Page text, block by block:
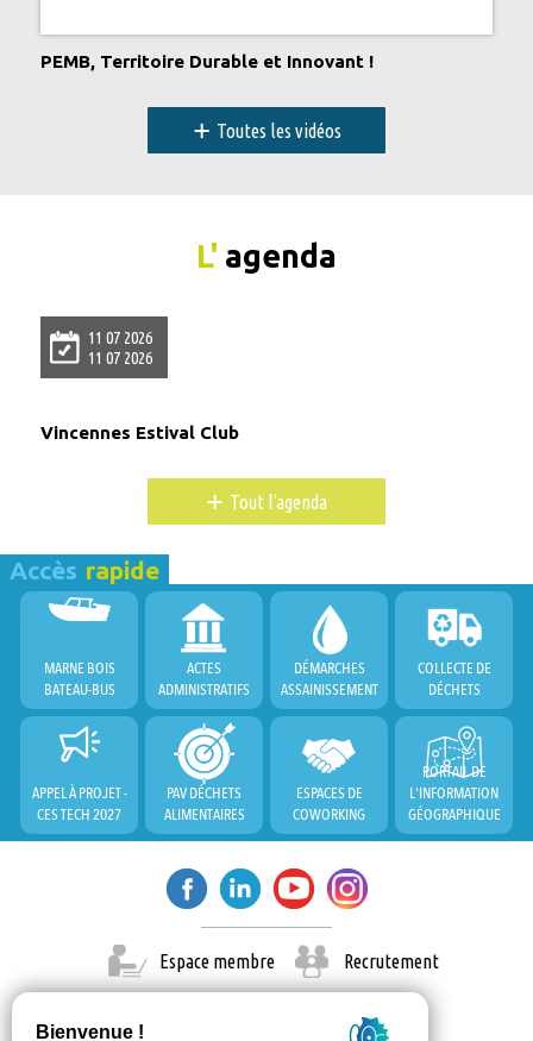
PEMB, Territoire Durable et Innovant !
+ Toutes les vidéos
L' agenda
11 07 2026
11 07 2026
Vincennes Estival Club
+ Tout l'agenda
Accès rapide
MARNE BOIS
BATEAU-BUS
ACTES
ADMINISTRATIFS
DÉMARCHES
ASSAINISSEMENT
COLLECTE DE
DÉCHETS
APPEL À PROJET -
CES TECH 2027
PAV DÉCHETS
ALIMENTAIRES
ESPACES DE
COWORKING
PORTAIL DE
L'INFORMATION
GÉOGRAPHIQUE
Espace membre Recrutement